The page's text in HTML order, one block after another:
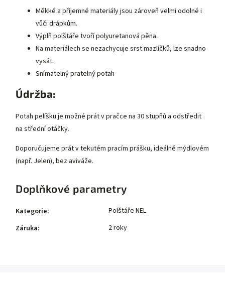
Měkké a příjemné materiály jsou zároveň velmi odolné i
vůči drápkům.
Výplň polštáře tvoří polyuretanová pěna.
Na materiálech se nezachycuje srst mazlíčků, lze snadno
vysát.
Snímatelný pratelný potah
Údržba:
Potah pelíšku je možné prát v pračce na 30 stupňů a odstředit
na střední otáčky.
Doporučujeme prát v tekutém pracím prášku, ideálně mýdlovém
(např. Jelen), bez aviváže.
Doplňkové parametry
Kategorie:
Polštáře NEL
Záruka: 2 roky